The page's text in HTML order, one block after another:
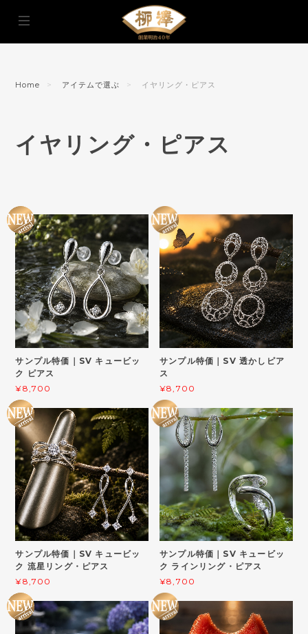
Home アイテムで選ぶ イヤリング・ピアス
イヤリング・ピアス
サンプル特価｜SV キュービッ
ク ピアス
¥8,700
サンプル特価｜SV 透かしピア
ス
¥8,700
サンプル特価｜SV キュービッ
ク 流星リング・ピアス
¥8,700
サンプル特価｜SV キュービッ
ク ラインリング・ピアス
¥8,700